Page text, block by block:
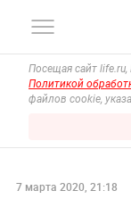
Посещая сайт
Политикой
файлов cookie,
7 марта 2020, 21:18